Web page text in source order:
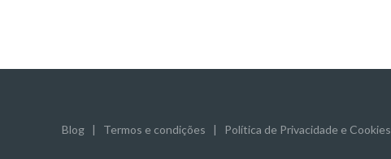
Blog| Termos e condições | Política de Privacidade e Cookies